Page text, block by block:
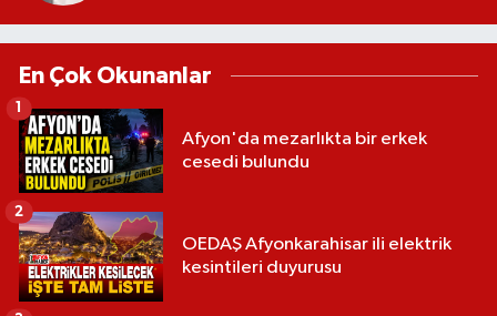
En Çok Okunanlar
Afyon'da mezarlıkta bir erkek
cesedi bulundu
1
OEDAŞ Afyonkarahisar ili elektrik
kesintileri duyurusu
2